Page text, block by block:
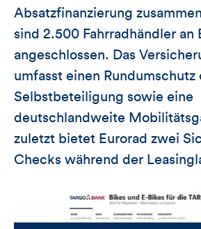
Absatzfinanzierung
sind 2.500 Fahrradhändler an
angeschlossen. Das
umfasst einen Rundumschutz
Selbstbeteiligung sowie eine
deutschlandweite
zuletzt bietet Eurorad zwei
Checks während der